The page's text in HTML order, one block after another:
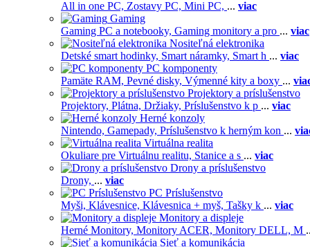
All in one PC, Zostavy PC, Mini PC, ... viac
Gaming
Gaming PC a notebooky, Gaming monitory a pro ... viac
Nositeľná elektronika
Detské smart hodinky, Smart náramky, Smart h ... viac
PC komponenty
Pamäte RAM, Pevné disky, Výmenné kity a boxy ...
Projektory a príslušenstvo
Projektory, Plátna, Držiaky, Príslušenstvo k p ... viac
Herné konzoly
Nintendo, Gamepady, Príslušenstvo k herným kon ...
Virtuálna realita
Okuliare pre Virtuálnu realitu, Stanice a s ... viac
Drony a príslušenstvo
Drony, ... viac
PC Príslušenstvo
Myši, Klávesnice, Klávesnica + myš, Tašky k ... viac
Monitory a displeje
Herné Monitory, Monitory ACER, Monitory DELL, M
Sieť a komunikácia